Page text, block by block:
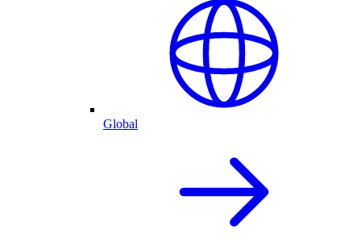
Global